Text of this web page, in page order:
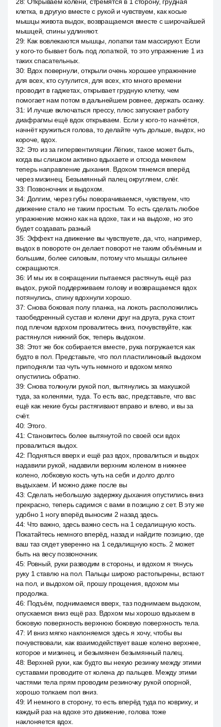
клетка, в другую вместе с рукой и чувствуем, как косые
мышцы живота выдох, возвращаемся вместе с широчайшей
мышцей, спины удлиняют.
29: Как вовлекаются мышцы, лопатки там массируют. Если
у кого-то бывает боль под лопаткой, то это упражнение 1 из
таких спасательных.
30: Вдох повернули, открыли очень хорошее упражнение
для всех, кто сутулится, для всех, кто много времени
проводит в гаджетах, открывает грудную клетку, чем
помогает нам потом в дальнейшем ровнее, держать осанку.
31: И лучше включаться прессу, плюс запускает работу
диафрагмы ещё вдох открываем. Если у кого-то начнётся,
начнёт кружиться голова, то делайте чуть дольше, выдох, но
короче, вдох.
32: Это из за гипервентиляции Лёгких, такое может быть,
когда вы слишком активно вдыхаете и отсюда меняем
теперь направление дыхания. Вдохом тянемся вперёд
через мизинец. Безымянный палец округляем, слёг.
33: Позвоночник и выдохом.
34: Долгим, через губы поворачиваемся, чувствуем, что
движение стало не таким простым. То есть сделать любое
упражнение можно как на вдохе, так и на выдохе, но это
будет создавать разный
35: Эффект на движение вы чувствуете, да, что, например,
выдох в повороте он делает поворот не таким объёмным и
большим, более силовым, потому что мышцы сильнее
сокращаются.
36: И мы их в сокращении пытаемся растянуть ещё раз
выдох, рукой поддерживаем голову и возвращаемся вдох
потянулись, спину вдохнули хорошо.
37: Снова боковая полу планка, на локоть расположились
тазобедренный сустав и колени друг на друга, рука стоит
под плечом вдохом провалитесь вниз, почувствуйте, как
растянулся нижний бок, теперь выдохом.
38: Этот же бок собирается вместе, рука погружается как
будто в пол. Представьте, что пол пластилиновый выдохом
приподняли таз чуть чуть немного и вдохом мягко
опустились обратно.
39: Снова толкнули рукой пол, вытянулись за макушкой
туда, за коленями, туда. То есть вас, представьте, что вас
ещё как некие бусы растягивают вправо и влево, и вы за
счёт.
40: Этого.
41: Становитесь более вытянутой по своей оси вдох
провалиться выдох.
42: Подняться вверх и ещё раз вдох, провалиться и выдох
надавили рукой, надавили верхним коленом в нижнее
колено, лобковую кость чуть на себя и долго долго
выдыхаем. И можно даже после вы
43: Сделать небольшую задержку дыхания опустились вниз
прекрасно, теперь садимся с вами в позицию z сет. В эту же
удобно 1 ногу вперёд выносим 2 назад здесь.
44: Что важно, здесь важно сесть на 1 седалищную кость.
Покатайтесь немного вперёд, назад и найдите позицию, где
ваш таз сядет уверенно на 1 седалищную кость. 2 может
быть на весу позвоночник.
45: Ровный, руки разводим в стороны, и вдохом я тянусь
руку 1 ставлю на пол. Пальцы широко растопырены, встают
на пол, и выдохом ой, прошу прощения, вдохом мы
продолжа.
46: Подъём, поднимаемся вверх, таз поднимаем выдохом,
опускаемся вниз ещё раз. Вдохом мы хорошо вдыхаем в
боковую поверхность верхнюю боковую поверхность тела.
47: И вниз мягко наклоняемся здесь я хочу, чтобы вы
почувствовали, как взаимодействует ваше колено верхнее,
которое и мизинец, и безымянен безымянный палец.
48: Верхней руки, как будто вы некую резинку между этими
суставами проводите от колена до пальцев. Между этими
частями тела прям проводим резиночку рукой опорной,
хорошо толкаем пол вниз.
49: И немного в сторону, то есть вперёд туда по коврику, и
каждый раз на вдохе это движение, голова тоже
наклоняется вдох.